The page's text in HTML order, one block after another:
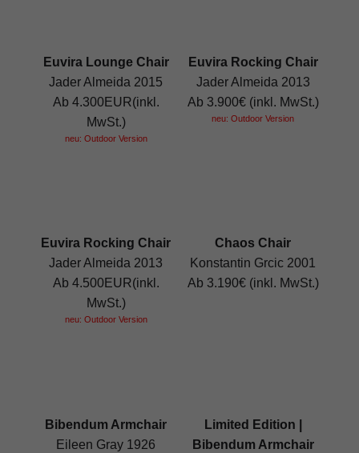
Euvira Lounge Chair
Jader Almeida 2015
Ab 4.300EUR(inkl.
MwSt.)
neu: Outdoor Version
Euvira Rocking Chair
Jader Almeida 2013
Ab 3.900€ (inkl. MwSt.)
neu: Outdoor Version
Euvira Rocking Chair
Jader Almeida 2013
Ab 4.500EUR(inkl.
MwSt.)
neu: Outdoor Version
Chaos Chair
Konstantin Grcic 2001
Ab 3.190€ (inkl. MwSt.)
Bibendum Armchair
Eileen Gray 1926
Limited Edition |
Bibendum Armchair